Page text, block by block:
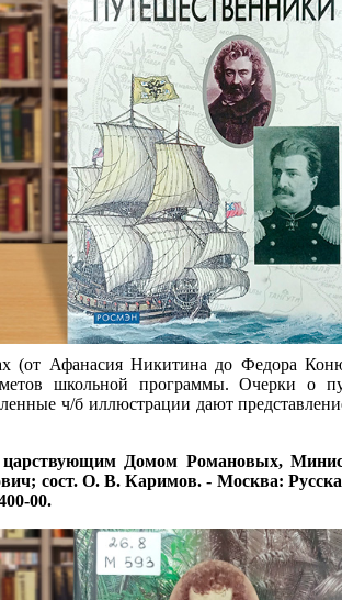
(от Афанасия Никитина до Федора
школьной программы. Очерки о
ч/б иллюстрации дают
Домом Романовых,
сост. О. В. Каримов. - Москва:
00.